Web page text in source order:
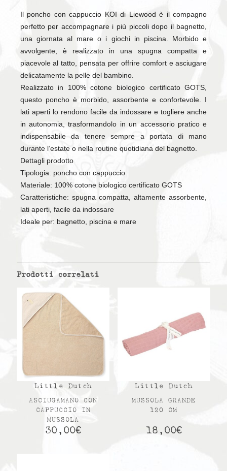
Il poncho con cappuccio KOI di Liewood è il compagno
perfetto per accompagnare i più piccoli dopo il bagnetto,
una giornata al mare o i giochi in piscina. Morbido e
avvolgente, è realizzato in una spugna compatta e
piacevole al tatto, pensata per offrire comfort e asciugare
delicatamente la pelle del bambino.
Realizzato in 100% cotone biologico certificato GOTS,
questo poncho è morbido, assorbente e confortevole. I
lati aperti lo rendono facile da indossare e togliere anche
in autonomia, trasformandolo in un accessorio pratico e
indispensabile da tenere sempre a portata di mano
durante l’estate o nella routine quotidiana del bagnetto.
Dettagli prodotto
Tipologia: poncho con cappuccio
Materiale: 100% cotone biologico certificato GOTS
Caratteristiche: spugna compatta, altamente assorbente,
lati aperti, facile da indossare
Ideale per: bagnetto, piscina e mare
Prodotti correlati
Little Dutch
ASCIUGAMANO CON
CAPPUCCIO IN
MUSSOLA
30,00€
Little Dutch
MUSSOLA GRANDE
120 CM
18,00€